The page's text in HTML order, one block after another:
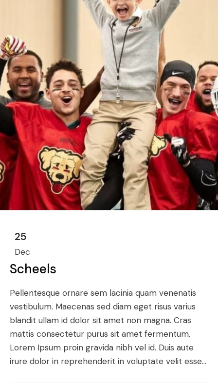
25
Dec
Scheels
Pellentesque ornare sem lacinia quam venenatis
vestibulum. Maecenas sed diam eget risus varius
blandit ullam id dolor sit amet non magna. Cras
mattis consectetur purus sit amet fermentum.
Lorem Ipsum proin gravida nibh vel id. Duis aute
irure dolor in reprehenderit in voluptate velit esse...